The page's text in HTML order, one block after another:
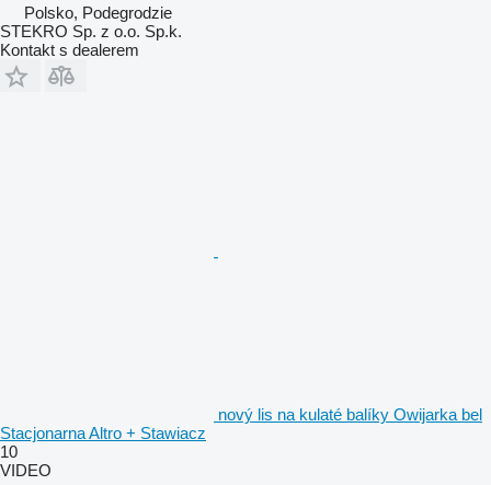
Polsko, Podegrodzie
STEKRO Sp. z o.o. Sp.k.
Kontakt s dealerem
nový lis na kulaté balíky Owijarka bel
Stacjonarna Altro + Stawiacz
10
VIDEO